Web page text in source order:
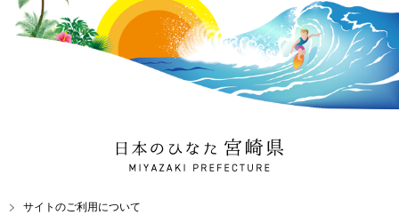
日本のひなた 宮崎県
MIYAZAKI PREFECTURE
サイトのご利用について